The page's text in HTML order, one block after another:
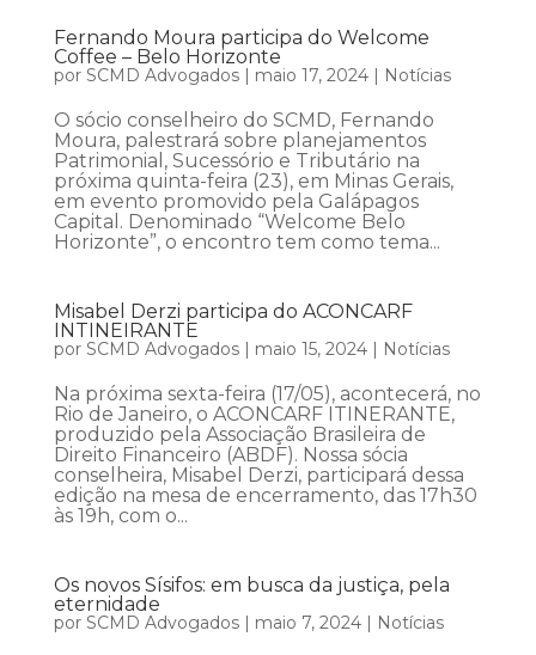
Fernando Moura participa do Welcome
Coffee – Belo Horizonte
por SCMD Advogados| maio 17, 2024| Notícias
O sócio conselheiro do SCMD, Fernando
Moura, palestrará sobre planejamentos
Patrimonial, Sucessório e Tributário na
próxima quinta-feira (23), em Minas Gerais,
em evento promovido pela Galápagos
Capital. Denominado “Welcome Belo
Horizonte”, o encontro tem como tema...
Misabel Derzi participa do ACONCARF
INTINEIRANTE
por SCMD Advogados| maio 15, 2024| Notícias
Na próxima sexta-feira (17/05), acontecerá, no
Rio de Janeiro, o ACONCARF ITINERANTE,
produzido pela Associação Brasileira de
Direito Financeiro (ABDF). Nossa sócia
conselheira, Misabel Derzi, participará dessa
edição na mesa de encerramento, das 17h30
às 19h, com o...
Os novos Sísifos: em busca da justiça, pela
eternidade
por SCMD Advogados| maio 7, 2024| Notícias